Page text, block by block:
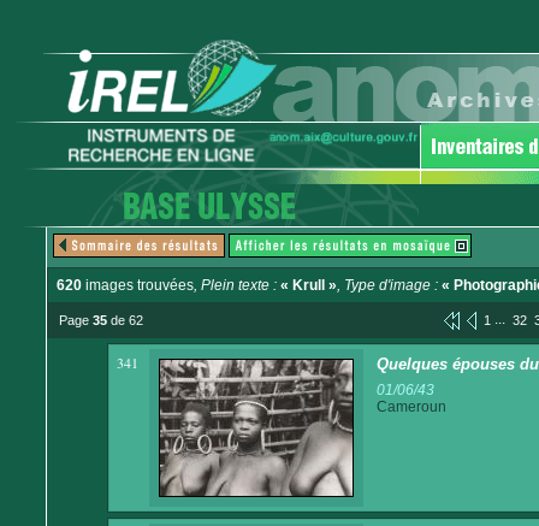
620 images trouvées, Plein texte : « Krull », Type d'image : «
Page 35 de 62 1 ... 32
341 Quelques épouses
01/06/43
Cameroun